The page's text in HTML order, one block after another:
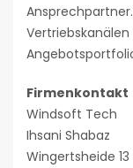
Firmenkontakt
Windsoft Tech
Ihsani Shabaz
Wingertsheide 13